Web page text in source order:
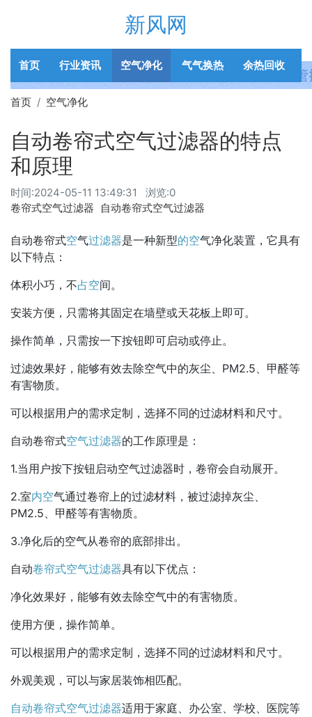
新风网
首页 行业资讯 空气净化 气气换热 余热回收
首页 空气净化
自动卷帘式空气过滤器的特点
和原理
时间:2024-05-11 13:49:31
浏览:0
卷帘式空气过滤器
自动卷帘式空气过滤器
自动卷帘式空气过滤器是一种新型的空气净化装置，它具有
以下特点：
体积小巧，不占空间。
安装方便，只需将其固定在墙壁或天花板上即可。
操作简单，只需按一下按钮即可启动或停止。
过滤效果好，能够有效去除空气中的灰尘、PM2.5、甲醛等
有害物质。
可以根据用户的需求定制，选择不同的过滤材料和尺寸。
自动卷帘式空气过滤器的工作原理是：
1.当用户按下按钮启动空气过滤器时，卷帘会自动展开。
2.室内空气通过卷帘上的过滤材料，被过滤掉灰尘、
PM2.5、甲醛等有害物质。
3.净化后的空气从卷帘的底部排出。
自动卷帘式空气过滤器具有以下优点：
净化效果好，能够有效去除空气中的有害物质。
使用方便，操作简单。
可以根据用户的需求定制，选择不同的过滤材料和尺寸。
外观美观，可以与家居装饰相匹配。
自动卷帘式空气过滤器适用于家庭、办公室、学校、医院等